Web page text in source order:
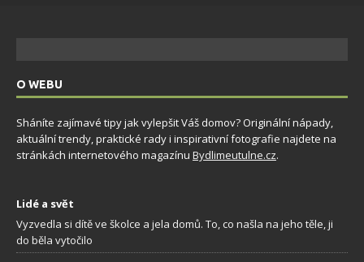
O WEBU
Sháníte zajímavé tipy jak vylepšit Váš domov? Originální nápady,
aktuální trendy, praktické rady i inspirativní fotografie najdete na
stránkách internetového magazínu Bydlimeutulne.cz.
Lidé a svět
Vyzvedla si dítě ve školce a jela domů. To, co našla na jeho těle, ji
do běla vytočilo